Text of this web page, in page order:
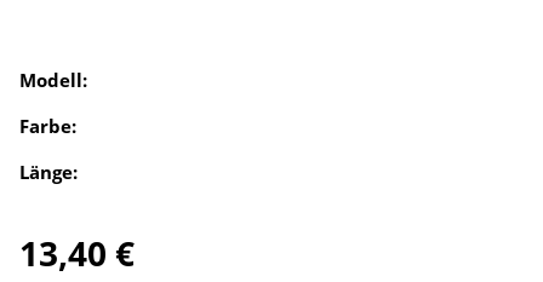
Modell:
Farbe:
Länge:
13,40 €